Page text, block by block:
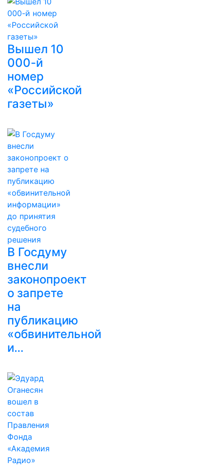
Вышел 10
000-й
номер
«Российской
газеты»
В Госдуму
внесли
законопроект
о запрете
на
публикацию
«обвинительной
и…